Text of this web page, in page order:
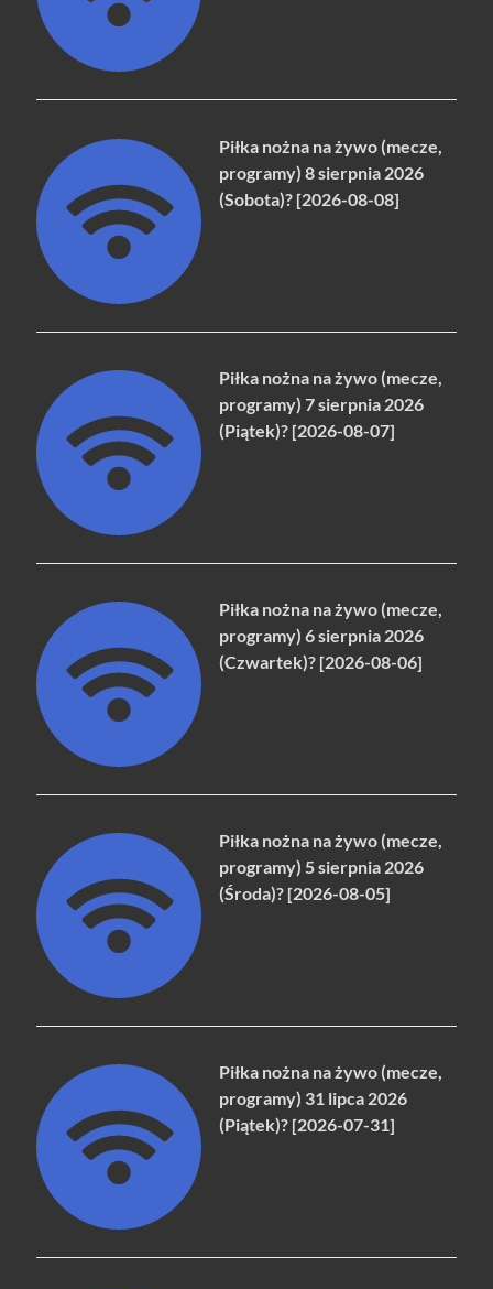
Piłka nożna na żywo (mecze,
programy) 8 sierpnia 2026
(Sobota)? [2026-08-08]
Piłka nożna na żywo (mecze,
programy) 7 sierpnia 2026
(Piątek)? [2026-08-07]
Piłka nożna na żywo (mecze,
programy) 6 sierpnia 2026
(Czwartek)? [2026-08-06]
Piłka nożna na żywo (mecze,
programy) 5 sierpnia 2026
(Środa)? [2026-08-05]
Piłka nożna na żywo (mecze,
programy) 31 lipca 2026
(Piątek)? [2026-07-31]